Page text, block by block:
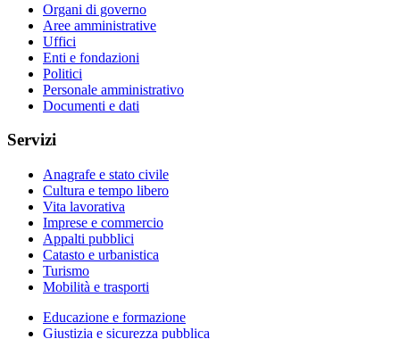
Organi di governo
Aree amministrative
Uffici
Enti e fondazioni
Politici
Personale amministrativo
Documenti e dati
Servizi
Anagrafe e stato civile
Cultura e tempo libero
Vita lavorativa
Imprese e commercio
Appalti pubblici
Catasto e urbanistica
Turismo
Mobilità e trasporti
Educazione e formazione
Giustizia e sicurezza pubblica